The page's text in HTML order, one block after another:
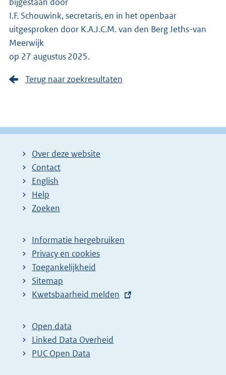
I.F. Schouwink, secretaris, en in het openbaar
uitgesproken door K.A.J.C.M. van den Berg Jeths-van
Meerwijk
op 27 augustus 2025.
Terug naar zoekresultaten
Over deze website
Contact
English
Help
Zoeken
Informatie hergebruiken
Privacy en cookies
Toegankelijkheid
Sitemap
E
t
e
r
Kwetsbaarheid melden
Open data
Linked Data Overheid
PUC Open Data